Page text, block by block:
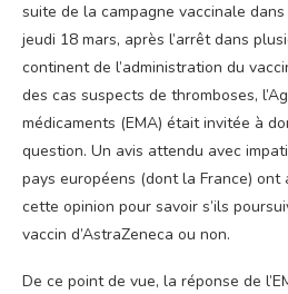
suite de la campagne vaccinale dans
jeudi 18 mars, après l’arrêt dans
continent de l’administration du
des cas suspects de thromboses,
médicaments (EMA) était invitée à
question. Un avis attendu avec
pays européens (dont la France) ont
cette opinion pour savoir s’ils
vaccin d’AstraZeneca ou non.
De ce point de vue, la réponse de